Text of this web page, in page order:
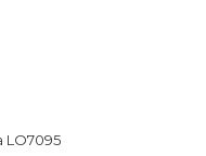
LO7095